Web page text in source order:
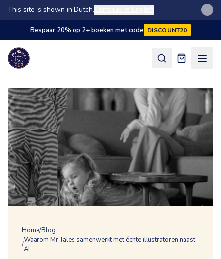
This site is shown in Dutch.
Bespaar 20% op 2+ boeken met code DISCOUNT20
Home/Blog
/
Waarom Mr Tales samenwerkt met échte illustratoren naast
AI